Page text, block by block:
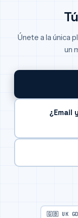
Únete a la única
un
¿Email
🇬🇧 UK